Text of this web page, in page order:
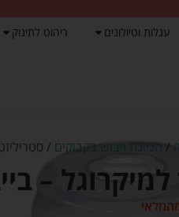
עגלות וטיולונים ריהוט לתינוק
/ הגיינת ויבוש בקבוקים /
למיקרוגל –